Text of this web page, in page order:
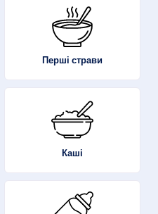
Перші страви
Каші